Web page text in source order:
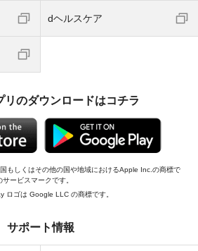
dヘルスケア
リのダウンロードはコチラ
もしくはその他の国や地域におけるApple Inc.の商標で
ービスマークです。
ゴは Google LLC の商標です。
サポート情報